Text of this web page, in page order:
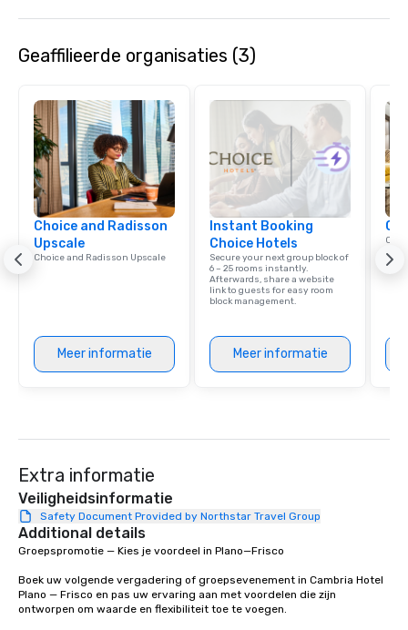
Geaffilieerde organisaties (3)
Choice and Radisson
Upscale
Choice and Radisson Upscale
Meer informatie
Instant Booking
Choice Hotels
Secure your next group block of
6 – 25 rooms instantly.
Afterwards, share a website
link to guests for easy room
block management.
Meer informatie
Extra informatie
Veiligheidsinformatie
Safety Document Provided by Northstar Travel Group
Additional details
Groepspromotie — Kies je voordeel in Plano—Frisco
Boek uw volgende vergadering of groepsevenement in Cambria Hotel
Plano — Frisco en pas uw ervaring aan met voordelen die zijn
ontworpen om waarde en flexibiliteit toe te voegen.